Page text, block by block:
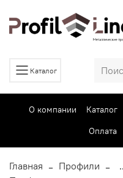
Каталог
О компании Каталог
Оплата
Главная Профили